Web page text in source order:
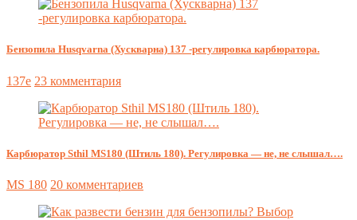
Бензопила Husqvarna (Хускварна) 137 -регулировка карбюратора.
137e 23 комментария
Карбюратор Sthil MS180 (Штиль 180). Регулировка — не, не слышал….
MS 180 20 комментариев